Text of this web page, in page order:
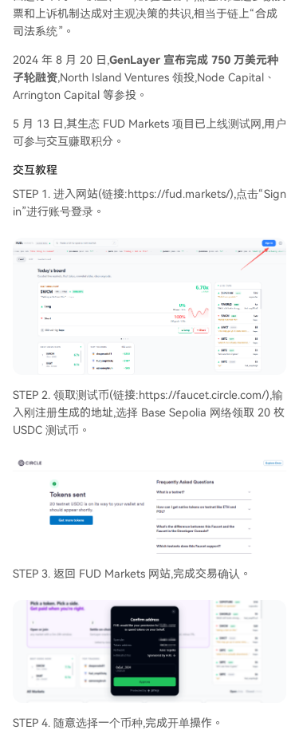
票和上诉机制达成对主观决策的共识,相当于链上“合成
司法系统”。
2024 年 8 月 20 日,GenLayer 宣布完成 750 万美元种
子轮融资,North Island Ventures 领投,Node Capital、
Arrington Capital 等参投。
5 月 13 日,其生态 FUD Markets 项目已上线测试网,用户
可参与交互赚取积分。
交互教程
STEP 1. 进入网站(链接:https://fud.markets/),点击“Sign
in”进行账号登录。
STEP 2. 领取测试币(链接:https://faucet.circle.com/),输
入刚注册生成的地址,选择 Base Sepolia 网络领取 20 枚
USDC 测试币。
STEP 3. 返回 FUD Markets 网站,完成交易确认。
STEP 4. 随意选择一个币种,完成开单操作。